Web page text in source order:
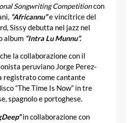
Songwriting Competitioncon
“Africannu”e vincitrice del
Sissy debutta nel jazz nel
album “Intra Lu Munnu”.
la collaborazione con il
peruviano Jorge Perez-
registrato come cantante
“The Time Is Now” in tre
spagnolo e portoghese.
in collaborazione con